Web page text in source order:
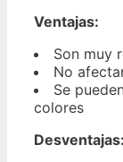
Ventajas:
Son muy
No
Se
colores
Desventajas: